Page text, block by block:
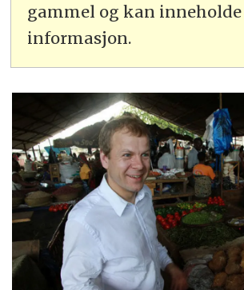
gammel og kan
informasjon.